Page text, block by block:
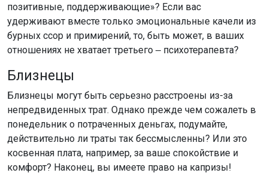
позитивные, поддерживающие»? Если вас
удерживают вместе только эмоциональные качели из
бурных ссор и примирений, то, быть может, в ваших
отношениях не хватает третьего ‒ психотерапевта?
Близнецы
Близнецы могут быть серьезно расстроены из-за
непредвиденных трат. Однако прежде чем сожалеть в
понедельник о потраченных деньгах, подумайте,
действительно ли траты так бессмысленны? Или это
косвенная плата, например, за ваше спокойствие и
комфорт? Наконец, вы имеете право на капризы!